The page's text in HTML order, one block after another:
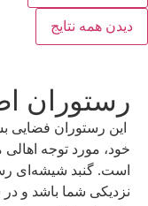
دیدن همه نتایج
رستوران
این رستوران فضایی
خود، مورد توجه
است. گنبد شیشه‌ای
نزدیکی شما باشد و